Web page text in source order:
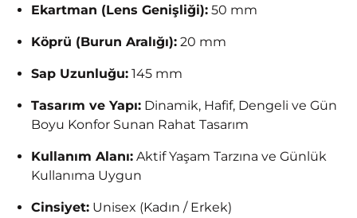
Ekartman (Lens Genişliği): 50 mm
Köprü (Burun Aralığı): 20 mm
Sap Uzunluğu: 145 mm
Tasarım ve Yapı: Dinamik, Hafif, Dengeli ve Gün
Boyu Konfor Sunan Rahat Tasarım
Kullanım Alanı: Aktif Yaşam Tarzına ve Günlük
Kullanıma Uygun
Cinsiyet: Unisex (Kadın / Erkek)